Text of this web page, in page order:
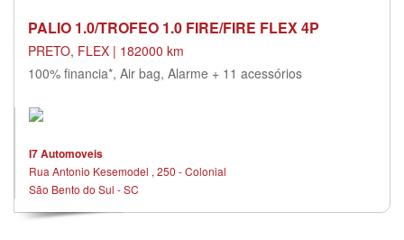
PALIO 1.0/TROFEO 1.0 FIRE/FIRE FLEX 4P
PRETO, FLEX | 182000 km
100% financia*, Air bag, Alarme + 11 acessórios
I7 Automoveis
Rua Antonio Kesemodel , 250 - Colonial
São Bento do Sul - SC